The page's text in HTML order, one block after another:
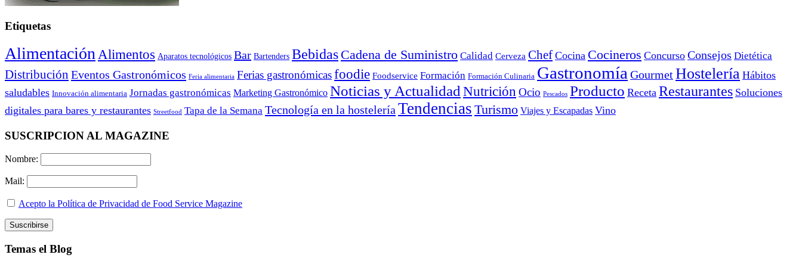
Etiquetas
Alimentación Alimentos Aparatos tecnológicos Bar Bartenders Bebidas Cadena de Suministro Calidad Cerveza Chef Cocina Cocineros Concurso Consejos Dietética
Distribución Eventos Gastronómicos Feria alimentaria Ferias gastronómicasfoodie Foodservice Formación Formación Culinaria Gastronomía GourmetHostelería Hábitos
saludables Innovación alimentaria Jornadas gastronómicas Marketing Gastronómico Noticias y Actualidad Nutrición Ocio Pescados Producto Receta Restaurantes Soluciones
digitales para bares y restaurantes Streetfood Tapa de la Semana Tecnología en la hostelería Tendencias Turismo Viajes y Escapadas Vino
SUSCRIPCION AL MAGAZINE
Nombre:
Mail:
Acepto la Política de Privacidad de Food Service Magazine
Temas el Blog